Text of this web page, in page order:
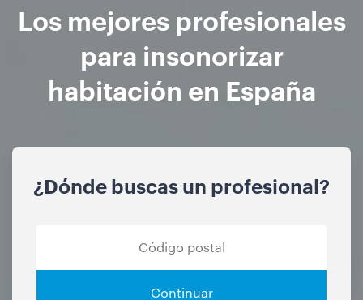
Los mejores profesionales
para insonorizar
habitación en España
¿Dónde buscas un profesional?
Continuar